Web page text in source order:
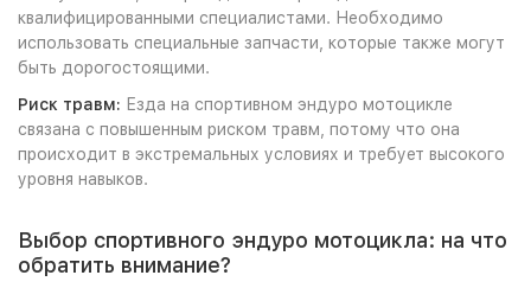
квалифицированными специалистами. Необходимо
использовать специальные запчасти, которые также могут
быть дорогостоящими.
Риск травм: Езда на спортивном эндуро мотоцикле
связана с повышенным риском травм, потому что она
происходит в экстремальных условиях и требует высокого
уровня навыков.
Выбор спортивного эндуро мотоцикла: на что
обратить внимание?